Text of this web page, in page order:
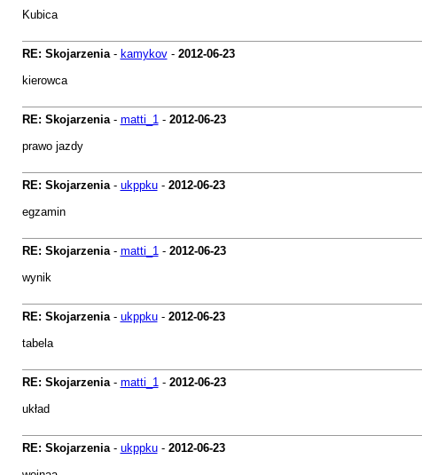
Kubica
RE: Skojarzenia- kamykov- 2012-06-23
kierowca
RE: Skojarzenia- matti_1- 2012-06-23
prawo jazdy
RE: Skojarzenia- ukppku- 2012-06-23
egzamin
RE: Skojarzenia- matti_1- 2012-06-23
wynik
RE: Skojarzenia- ukppku- 2012-06-23
tabela
RE: Skojarzenia- matti_1- 2012-06-23
układ
RE: Skojarzenia- ukppku- 2012-06-23